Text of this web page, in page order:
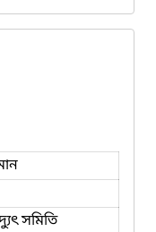
সমিতি